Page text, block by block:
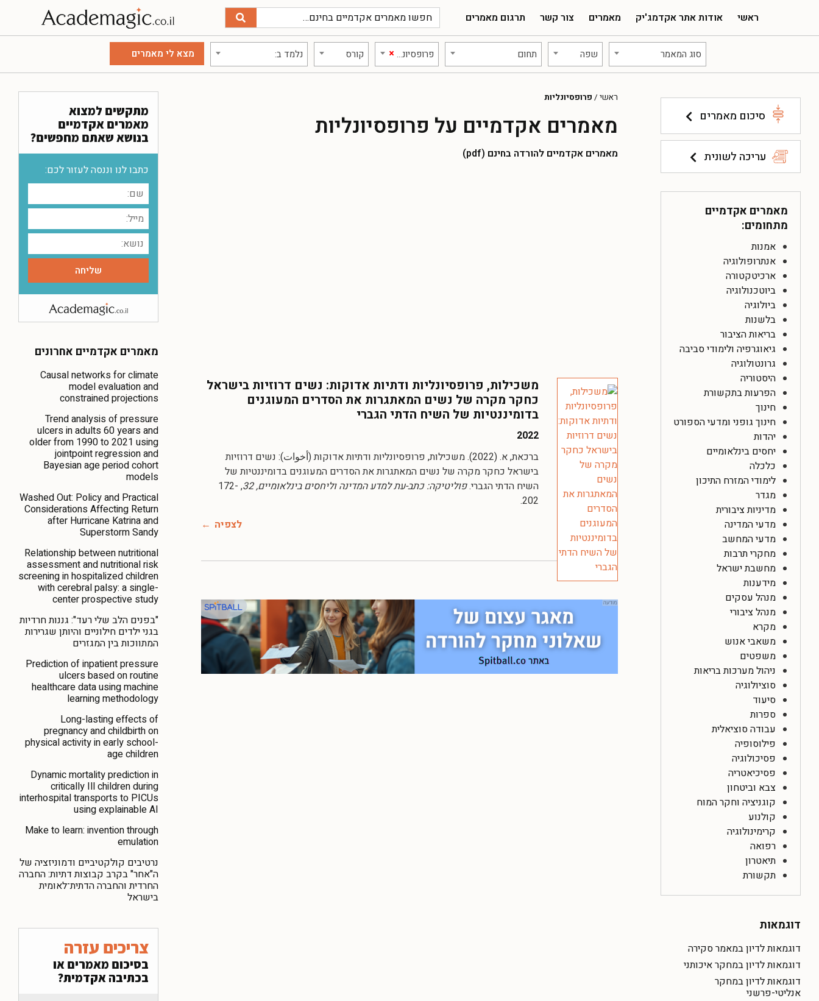
ראשי אודות אתר אקדמג'יק מאמרים צור קשר תרגום מאמרים
סוג המאמר שפה תחום × פרופסיונליות קורס נלמד ב:
סיכום מאמרים
עריכה לשונית
מאמרים אקדמיים
מתחומים:
אמנות
אנתרופולוגיה
ארכיטקטורה
ביוטכנולוגיה
ביולוגיה
בלשנות
בריאות הציבור
גיאוגרפיה ולימודי סביבה
גרונטולוגיה
היסטוריה
הפרעות בתקשורת
חינוך
חינוך גופני ומדעי הספורט
יהדות
יחסים בינלאומיים
כלכלה
לימודי המזרח התיכון
מגדר
מדיניות ציבורית
מדעי המדינה
מדעי המחשב
מחקרי תרבות
מחשבת ישראל
מידענות
מנהל עסקים
מנהל ציבורי
מקרא
משאבי אנוש
משפטים
ניהול מערכות בריאות
סוציולוגיה
סיעוד
ספרות
עבודה סוציאלית
פילוסופיה
פסיכולוגיה
פסיכיאטריה
צבא וביטחון
קוגניציה וחקר המוח
קולנוע
קרימינולוגיה
רפואה
תיאטרון
תקשורת
דוגמאות
דוגמאות לדיון במאמר סקירה
דוגמאות לדיון במחקר איכותני
דוגמאות לדיון במחקר
אנליטי-פרשני
ראשי / פרופסיונליות
מאמרים אקדמיים על פרופסיונליות
מאמרים אקדמיים להורדה בחינם (pdf)
משכילות, פרופסיונליות ודתיות אדוקות: נשים דרוזיות בישראל
כחקר מקרה של נשים המאתגרות את הסדרים המעוגנים
בדומיננטיות של השיח הדתי הגברי
2022
ברכאת, א. (2022). משכילות, פרופסיונליות ודתיות אדוקות (أخوات): נשים דרוזיות
בישראל כחקר מקרה של נשים המאתגרות את הסדרים המעוגנים בדומיננטיות של
השיח הדתי הגברי.פוליטיקה: כתב-עת למדע המדינה וליחסים בינלאומיים, 32
, 172-
202.
לצפיה
מתקשים למצוא
מאמרים אקדמיים
בנושא שאתם מחפשים?
כתבו לנו וננסה לעזור לכם:
מאמרים אקדמיים אחרונים
Causal networks for climate
model evaluation and
constrained projections
Trend analysis of pressure
ulcers in adults 60 years and
older from 1990 to 2021 using
jointpoint regression and
Bayesian age period cohort
models
Washed Out: Policy and Practical
Considerations Affecting Return
after Hurricane Katrina and
Superstorm Sandy
Relationship between nutritional
assessment and nutritional risk
screening in hospitalized children
with cerebral palsy: a single-
center prospective study
"בפנים הלב שלי רעד": גננות חרדיות
בגני ילדים חילוניים והיותן שגרירות
המתווכות בין המגזרים
Prediction of inpatient pressure
ulcers based on routine
healthcare data using machine
learning methodology
Long-lasting effects of
pregnancy and childbirth on
physical activity in early school-
age children
Dynamic mortality prediction in
critically Ill children during
interhospital transports to PICUs
using explainable AI
Make to learn: invention through
emulation
נרטיבים קולקטיביים ודמוניזציה של
ה"אחר" בקרב קבוצות דתיות: החברה
החרדית והחברה הדתית־לאומית
בישראל
צריכים עזרה
בסיכום מאמרים או
בכתיבה אקדמית?